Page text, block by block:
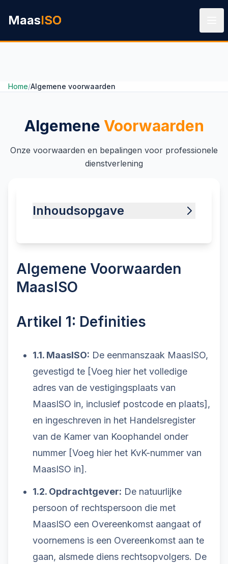
MaasISO
Home/Algemene voorwaarden
Algemene Voorwaarden
Onze voorwaarden en bepalingen voor professionele
dienstverlening
Inhoudsopgave
Toon inhoudsopgave
Algemene Voorwaarden
MaasISO
Artikel 1: Definities
1.1. MaasISO: De eenmanszaak MaasISO,
gevestigd te [Voeg hier het volledige
adres van de vestigingsplaats van
MaasISO in, inclusief postcode en plaats],
en ingeschreven in het Handelsregister
van de Kamer van Koophandel onder
nummer [Voeg hier het KvK-nummer van
MaasISO in].
1.2. Opdrachtgever: De natuurlijke
persoon of rechtspersoon die met
MaasISO een Overeenkomst aangaat of
voornemens is een Overeenkomst aan te
gaan, alsmede diens rechtsopvolgers. De